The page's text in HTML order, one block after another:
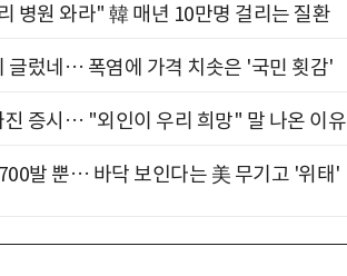
병원 와라" 韓 매년 10만명 걸리는 질환
글렀네… 폭염에 가격 치솟은 '국민 횟감'
진 증시… "외인이 우리 희망" 말 나온 이유
발 뿐… 바닥 보인다는 美 무기고 '위태'